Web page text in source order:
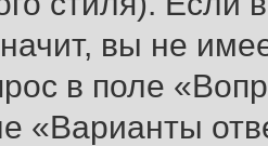
вы не
в поле
«Варианты